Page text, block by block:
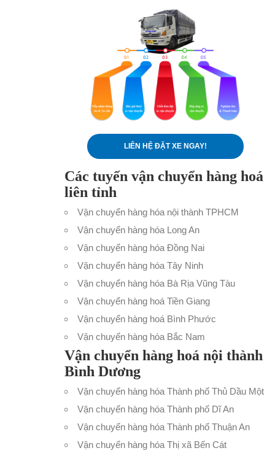
LIÊN HỆ ĐẶT XE NGAY!
Các tuyến vận chuyển hàng hoá
liên tỉnh
Vận chuyển hàng hóa nội thành TPHCM
Vận chuyển hàng hóa Long An
Vận chuyển hàng hóa Đồng Nai
Vận chuyển hàng hóa Tây Ninh
Vận chuyển hàng hóa Bà Rịa Vũng Tàu
Vận chuyển hàng hoá Tiền Giang
Vận chuyển hàng hoá Bình Phước
Vận chuyển hàng hóa Bắc Nam
Vận chuyển hàng hoá nội thành
Bình Dương
Vận chuyển hàng hóa Thành phố Thủ Dầu Một
Vận chuyển hàng hóa Thành phố Dĩ An
Vận chuyển hàng hóa Thành phố Thuận An
Vận chuyển hàng hóa Thị xã Bến Cát